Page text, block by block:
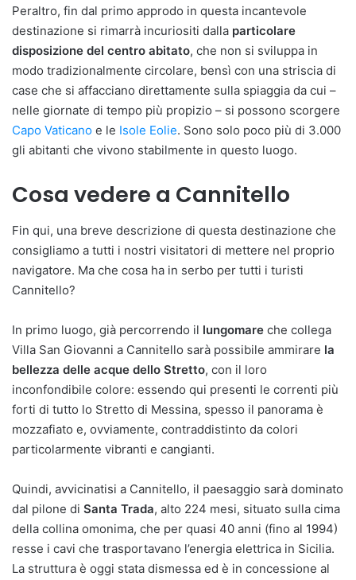
Peraltro, fin dal primo approdo in questa incantevole
destinazione si rimarrà incuriositi dalla particolare
disposizione del centro abitato, che non si sviluppa in
modo tradizionalmente circolare, bensì con una striscia di
case che si affacciano direttamente sulla spiaggia da cui –
nelle giornate di tempo più propizio – si possono scorgere
Capo Vaticano e le Isole Eolie. Sono solo poco più di 3.000
gli abitanti che vivono stabilmente in questo luogo.
Cosa vedere a Cannitello
Fin qui, una breve descrizione di questa destinazione che
consigliamo a tutti i nostri visitatori di mettere nel proprio
navigatore. Ma che cosa ha in serbo per tutti i turisti
Cannitello?
In primo luogo, già percorrendo il lungomare che collega
Villa San Giovanni a Cannitello sarà possibile ammirare la
bellezza delle acque dello Stretto, con il loro
inconfondibile colore: essendo qui presenti le correnti più
forti di tutto lo Stretto di Messina, spesso il panorama è
mozzafiato e, ovviamente, contraddistinto da colori
particolarmente vibranti e cangianti.
Quindi, avvicinatisi a Cannitello, il paesaggio sarà dominato
dal pilone di Santa Trada, alto 224 mesi, situato sulla cima
della collina omonima, che per quasi 40 anni (fino al 1994)
resse i cavi che trasportavano l’energia elettrica in Sicilia.
La struttura è oggi stata dismessa ed è in concessione al